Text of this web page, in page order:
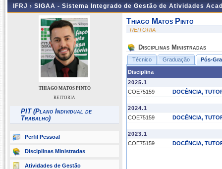
IFRJ › SIGAA - Sistema Integrado de Gestão de Atividades
THIAGO MATOS PINTO
REITORIA
PIT (Plano Individual de
Trabalho)
Perfil Pessoal
Disciplinas Ministradas
Atividades de Gestão
Thiago Matos Pinto
- REITORIA
Disciplinas Ministradas
Técnico Graduação Pós-
Disciplina
2025.1
COE75159
DOCÊNCIA,
2024.1
COE75159
DOCÊNCIA,
2023.1
COE75159
DOCÊNCIA,